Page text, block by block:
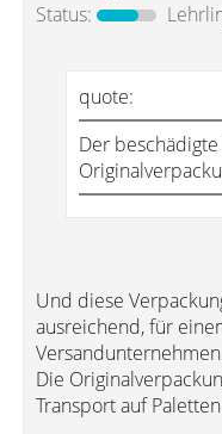
Status:
quote:
Der
Und diese
ausreichend, für
Die
Transport auf